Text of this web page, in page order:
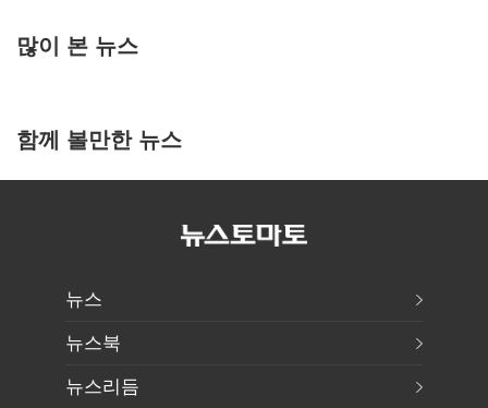
많이 본 뉴스
함께 볼만한 뉴스
뉴스
뉴스북
뉴스리듬